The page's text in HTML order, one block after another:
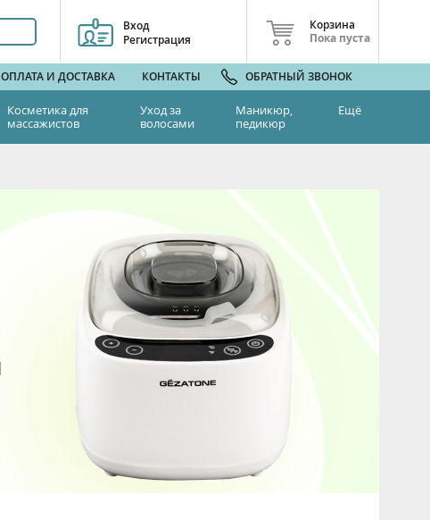
Вход
Регистрация
Корзина
Пока пуста
ОПЛАТА И ДОСТАВКА КОНТАКТЫ ОБРАТНЫЙ ЗВОНОК
Косметика для
массажистов
Уход за
волосами
Маникюр,
педикюр
Ещё